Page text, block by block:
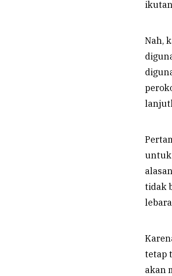
Nah,
untuk
tidak
tetap
akan